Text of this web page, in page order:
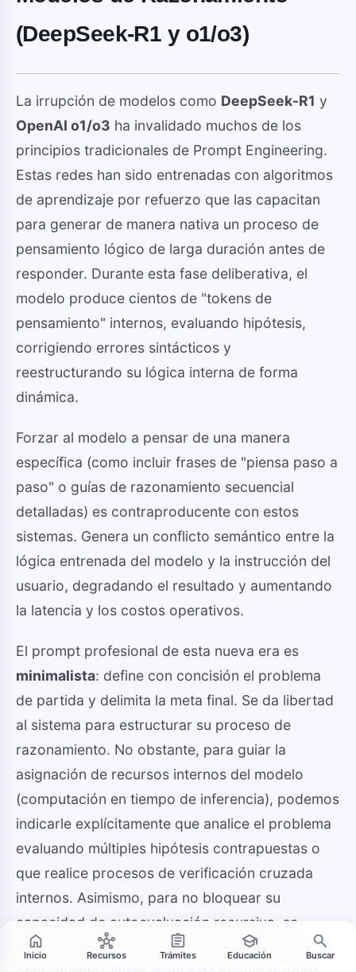
home
Inicio
hub
Recursos
assignment
Trámites
school
Educación
search
Buscar
(DeepSeek-R1 y o1/o3)
La irrupción de modelos como DeepSeek-R1 y
OpenAI o1/o3 ha invalidado muchos de los
principios tradicionales de Prompt Engineering.
Estas redes han sido entrenadas con algoritmos
de aprendizaje por refuerzo que las capacitan
para generar de manera nativa un proceso de
pensamiento lógico de larga duración antes de
responder. Durante esta fase deliberativa, el
modelo produce cientos de "tokens de
pensamiento" internos, evaluando hipótesis,
corrigiendo errores sintácticos y
reestructurando su lógica interna de forma
dinámica.
Forzar al modelo a pensar de una manera
específica (como incluir frases de "piensa paso a
paso" o guías de razonamiento secuencial
detalladas) es contraproducente con estos
sistemas. Genera un conflicto semántico entre la
lógica entrenada del modelo y la instrucción del
usuario, degradando el resultado y aumentando
la latencia y los costos operativos.
El prompt profesional de esta nueva era es
minimalista: define con concisión el problema
de partida y delimita la meta final. Se da libertad
al sistema para estructurar su proceso de
razonamiento. No obstante, para guiar la
asignación de recursos internos del modelo
(computación en tiempo de inferencia), podemos
indicarle explícitamente que analice el problema
evaluando múltiples hipótesis contrapuestas o
que realice procesos de verificación cruzada
internos. Asimismo, para no bloquear su
capacidad de autoevaluación recursiva, se
aconseja permitir que el modelo vuelque sus